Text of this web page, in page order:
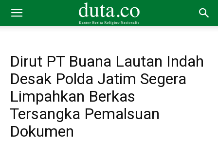
Dirut PT Buana Lautan Indah
Desak Polda Jatim Segera
Limpahkan Berkas
Tersangka Pemalsuan
Dokumen